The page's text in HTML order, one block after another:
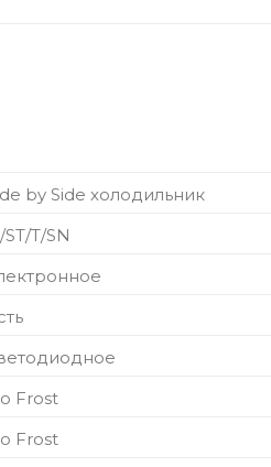
by Side холодильник
ST/T/SN
Frost
Frost